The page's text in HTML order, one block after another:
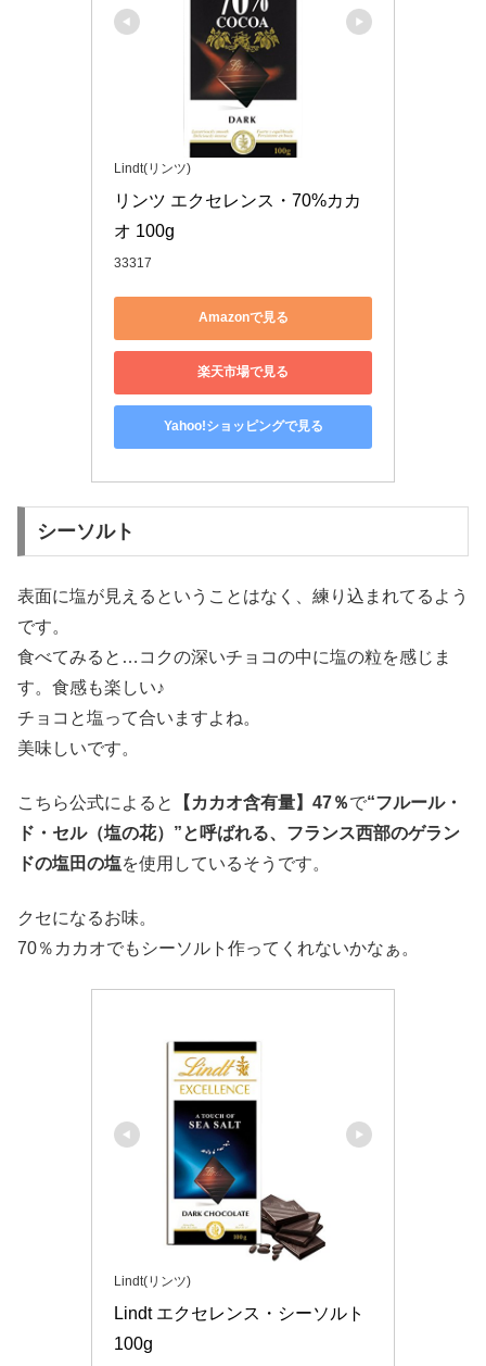
Lindt(リンツ)
リンツ エクセレンス・70%カカ
オ 100g
33317
Amazonで見る
楽天市場で見る
Yahoo!ショッピングで見る
シーソルト
表面に塩が見えるということはなく、練り込まれてるよう
です。
食べてみると…コクの深いチョコの中に塩の粒を感じま
す。食感も楽しい♪
チョコと塩って合いますよね。
美味しいです。
こちら公式によると 【カカオ含有量】47％で“フルール・
ド・セル（塩の花）”と呼ばれる、フランス西部のゲラン
ドの塩田の塩を使用しているそうです。
クセになるお味。
70％カカオでもシーソルト作ってくれないかなぁ。
Lindt(リンツ)
Lindt エクセレンス・シーソルト
100g